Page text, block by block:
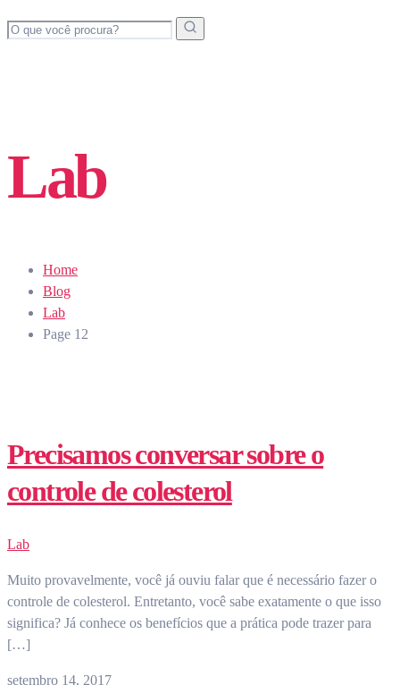
Lab
Home
Blog
Lab
Page 12
Precisamos conversar sobre o
controle de colesterol
Lab
Muito provavelmente, você já ouviu falar que é necessário fazer o
controle de colesterol. Entretanto, você sabe exatamente o que isso
significa? Já conhece os benefícios que a prática pode trazer para
[…]
setembro 14, 2017